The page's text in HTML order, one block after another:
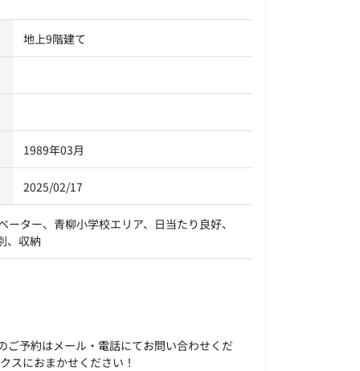
地上9階建て
1989年03月
2025/02/17
ター、青柳小学校エリア、日当たり良好、
、収納
予約はメール・電話にてお問い合わせくだ
スにおまかせください！